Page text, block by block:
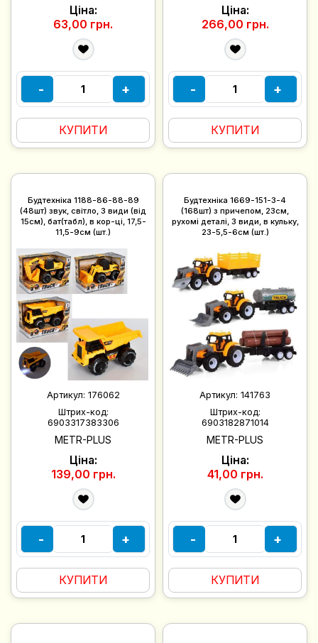
Ціна:
63,00 грн.
- +
КУПИТИ
Ціна:
266,00 грн.
- +
КУПИТИ
Будтехніка 1188-86-88-89
(48шт) звук, світло, 3 види (від
15см), бат(табл), в кор-ці, 17,5-
11,5-9см (шт.)
Артикул: 176062
Штрих-код:
6903317383306
METR-PLUS
Ціна:
139,00 грн.
- +
КУПИТИ
Будтехніка 1669-151-3-4
(168шт) з причепом, 23см,
рухомі деталі, 3 види, в кульку,
23-5,5-6см (шт.)
Артикул: 141763
Штрих-код:
6903182871014
METR-PLUS
Ціна:
41,00 грн.
- +
КУПИТИ